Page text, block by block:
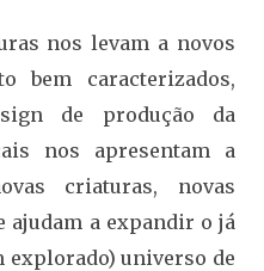
nos levam a novos
bem caracterizados,
de produção da
nos apresentam a
criaturas, novas
ajudam a expandir o já
explorado) universo de